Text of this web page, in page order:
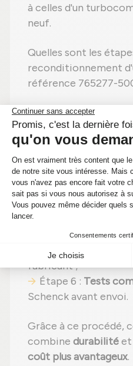
à celles d'un
neuf.
Quelles sont les
reconditionnement
référence 765277-
Étape 1 :
contrôle complet ;
Étape 2 :
éliminer toute
Étape 3 :Contrôle
élément ;
Étape 4 :
usées
Étape 5 :
effectués selon les
fabricant ;
Étape 6 : Tests
Schenck avant envoi.
Grâce à ce procédé,
combine durabilitéet
coût plus avantageux.